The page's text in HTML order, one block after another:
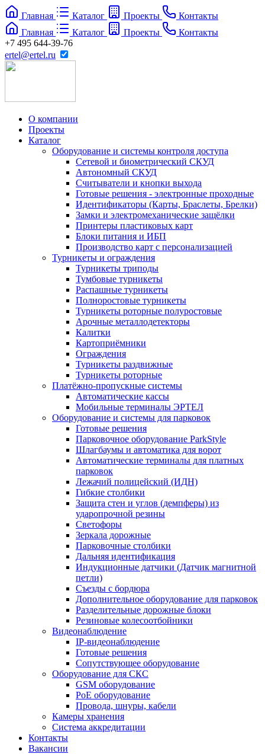
Главная Каталог Проекты
Контакты
Главная
Каталог Проекты
Контакты
+7 495 644-39-76
ertel@ertel.ru
О компании
Проекты
Каталог
Оборудование и системы контроля доступа
Сетевой и биометрический СКУД
Автономный СКУД
Считыватели и кнопки выхода
Готовые решения - электронные проходные
Идентификаторы (Карты, Браслеты, Брелки)
Замки и электромеханические защёлки
Принтеры пластиковых карт
Блоки питания и ИБП
Производство карт с персонализацией
Турникеты и ограждения
Турникеты триподы
Тумбовые турникеты
Распашные турникеты
Полноростовые турникеты
Турникеты роторные полуростовые
Арочные металлодетекторы
Калитки
Картоприёмники
Ограждения
Турникеты раздвижные
Турникеты роторные
Платёжно-пропускные системы
Автоматические кассы
Мобильные терминалы ЭРТЕЛ
Оборудование и системы для парковок
Готовые решения
Парковочное оборудование ParkStyle
Шлагбаумы и автоматика для ворот
Автоматические терминалы для платных
парковок
Лежачий полицейский (ИДН)
Гибкие столбики
Защита стен и углов (демпферы) из
ударопрочной резины
Светофоры
Зеркала дорожные
Парковочные столбики
Дальняя идентификация
Индукционные датчики (Датчик магнитной
петли)
Съезды с бордюра
Дополнительное оборудование для парковок
Разделительные дорожные блоки
Резиновые колесоотбойники
Видеонаблюдение
IP-видеонаблюдение
Готовые решения
Сопутствующее оборудование
Оборудование для СКС
GSM оборудование
PoE оборудование
Провода, шнуры, кабели
Камеры хранения
Система аккредитации
Контакты
Вакансии